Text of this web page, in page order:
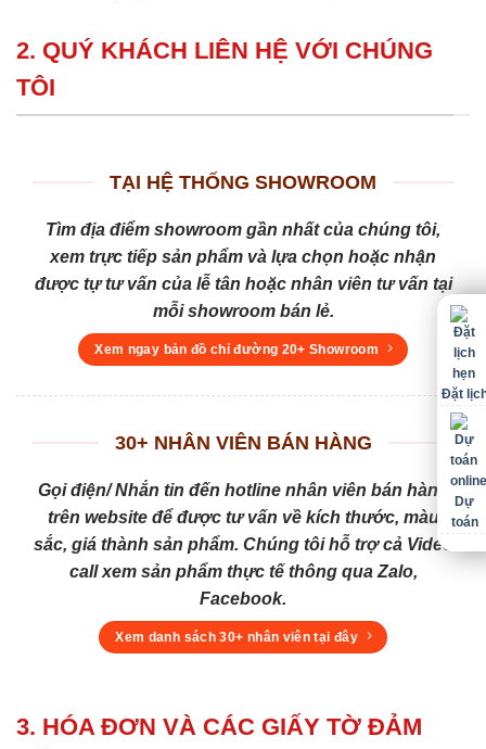
2. QUÝ KHÁCH LIÊN HỆ VỚI CHÚNG
TÔI
TẠI HỆ THỐNG SHOWROOM
Tìm địa điểm showroom gần nhất của chúng tôi,
xem trực tiếp sản phẩm và lựa chọn hoặc nhận
được tự tư vấn của lễ tân hoặc nhân viên tư vấn tại
mỗi showroom bán lẻ.
Xem ngay bản đồ chỉ đường 20+ Showroom
30+ NHÂN VIÊN BÁN HÀNG
Gọi điện/ Nhắn tin đến hotline nhân viên bán hàng
trên website để được tư vấn về kích thước, màu
sắc, giá thành sản phẩm. Chúng tôi hỗ trợ cả Video
call xem sản phẩm thực tế thông qua Zalo,
Facebook.
Xem danh sách 30+ nhân viên tại đây
3. HÓA ĐƠN VÀ CÁC GIẤY TỜ ĐẢM
Đặt
Dự
toán